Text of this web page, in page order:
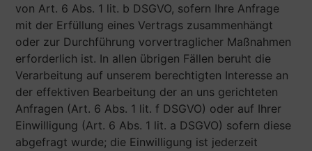
von Art. 6 Abs. 1 lit. b DSGVO, sofern Ihre Anfrage
mit der Erfüllung eines Vertrags zusammenhängt
oder zur Durchführung vorvertraglicher Maßnahmen
erforderlich ist. In allen übrigen Fällen beruht die
Verarbeitung auf unserem berechtigten Interesse an
der effektiven Bearbeitung der an uns gerichteten
Anfragen (Art. 6 Abs. 1 lit. f DSGVO) oder auf Ihrer
Einwilligung (Art. 6 Abs. 1 lit. a DSGVO) sofern diese
abgefragt wurde; die Einwilligung ist jederzeit